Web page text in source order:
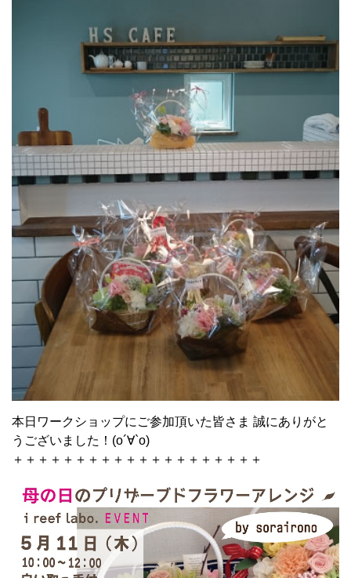
本日ワークショップにご参加頂いた皆さま 誠にありがと
うございました！(o´∀`o)
＋＋＋＋＋＋＋＋＋＋＋＋＋＋＋＋＋＋＋＋